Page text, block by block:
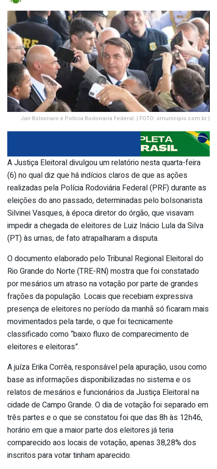
Jair Bolsonaro e Polícia Rodoviaria Federal. | FOTO: omunicipio.com.br |
A Justiça Eleitoral divulgou um relatório nesta quarta-feira
(6) no qual diz que há indícios claros de que as ações
realizadas pela Polícia Rodoviária Federal (PRF) durante as
eleições do ano passado, determinadas pelo bolsonarista
Silvinei Vasques, à época diretor do órgão, que visavam
impedir a chegada de eleitores de Luiz Inácio Lula da Silva
(PT) às urnas, de fato atrapalharam a disputa.
O documento elaborado pelo Tribunal Regional Eleitoral do
Rio Grande do Norte (TRE-RN) mostra que foi constatado
por mesários um atraso na votação por parte de grandes
frações da população. Locais que recebiam expressiva
presença de eleitores no período da manhã só ficaram mais
movimentados pela tarde, o que foi tecnicamente
classificado como “baixo fluxo de comparecimento de
eleitores e eleitoras”.
A juíza Erika Corrêa, responsável pela apuração, usou como
base as informações disponibilizadas no sistema e os
relatos de mesários e funcionários da Justiça Eleitoral na
cidade de Campo Grande. O dia de votação foi separado em
três partes e o que se constatou foi que das 8h às 12h46,
horário em que a maior parte dos eleitores já teria
comparecido aos locais de votação, apenas 38,28% dos
inscritos para votar tinham aparecido.